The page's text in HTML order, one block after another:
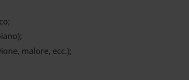
malore, ecc.);